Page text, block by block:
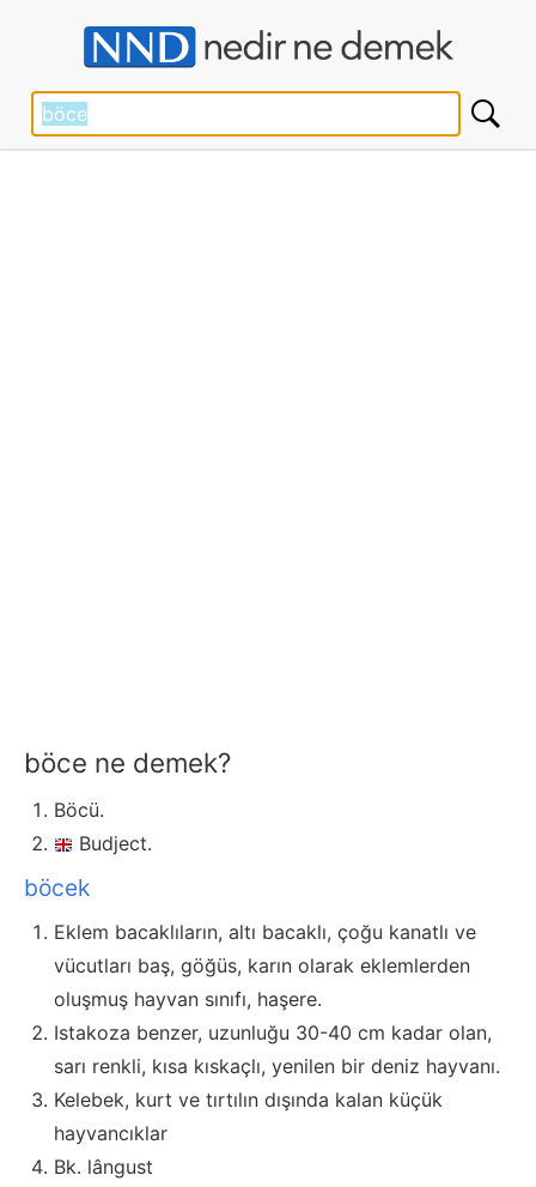
böce ne demek?
Böcü.
Budject.
böcek
Eklem bacaklıların, altı bacaklı, çoğu kanatlı ve
vücutları baş, göğüs, karın olarak eklemlerden
oluşmuş hayvan sınıfı, haşere.
Istakoza benzer, uzunluğu 30-40 cm kadar olan,
sarı renkli, kısa kıskaçlı, yenilen bir deniz hayvanı.
Kelebek, kurt ve tırtılın dışında kalan küçük
hayvancıklar
Bk. lângust